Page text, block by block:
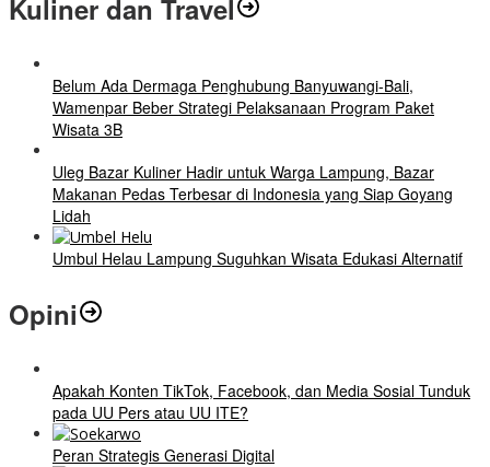
Kuliner dan Travel
Belum Ada Dermaga Penghubung Banyuwangi-Bali,
Wamenpar Beber Strategi Pelaksanaan Program Paket
Wisata 3B
Uleg Bazar Kuliner Hadir untuk Warga Lampung, Bazar
Makanan Pedas Terbesar di Indonesia yang Siap Goyang
Lidah
Umbul Helau Lampung Suguhkan Wisata Edukasi Alternatif
Opini
Apakah Konten TikTok, Facebook, dan Media Sosial Tunduk
pada UU Pers atau UU ITE?
Peran Strategis Generasi Digital